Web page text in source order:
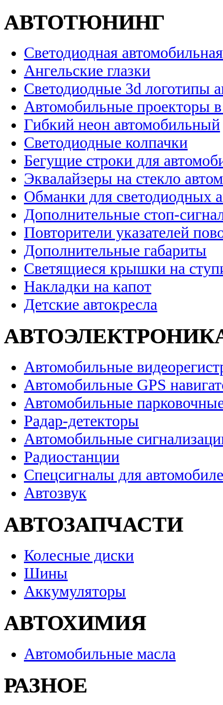
АВТОТЮНИНГ
Светодиодная
Ангельские глазки
Светодиодные 3d логотипы
Автомобильные проекторы
Гибкий неон автомобильный
Светодиодные колпачки
Бегущие строки для
Эквалайзеры на стекло
Обманки для светодиодных
Дополнительные стоп-
Повторители указателей
Дополнительные габариты
Светящиеся крышки на
Накладки на капот
Детские автокресла
Автомобильные
Автомобильные GPS
Автомобильные
Радар-детекторы
Автомобильные
Радиостанции
Спецсигналы для
Автозвук
АВТОЗАПЧАСТИ
Колесные диски
Шины
Аккумуляторы
АВТОХИМИЯ
Автомобильные масла
РАЗНОЕ